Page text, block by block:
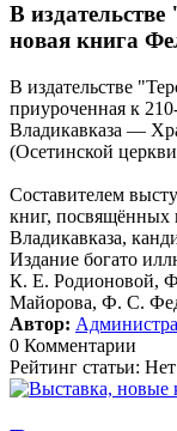
В
новая книга
В издательстве
приуроченная к
Владикавказа —
(Осетинской
Составителем
книг, посвящённых
Владикавказа,
Издание богато
К. Е. Родионовой,
Майорова, Ф. С.
Автор:
0 Комментарии
Рейтинг статьи: